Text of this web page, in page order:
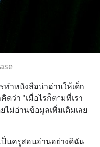
ทำหนังสือน่าอ่านให้เด็ก
ดว่า "เมื่อไรก็ตามที่เรา
ไม่อ่านข้อมูลเพิ่มเติมเลย
นครูสอนอ่านอย่างดิฉัน